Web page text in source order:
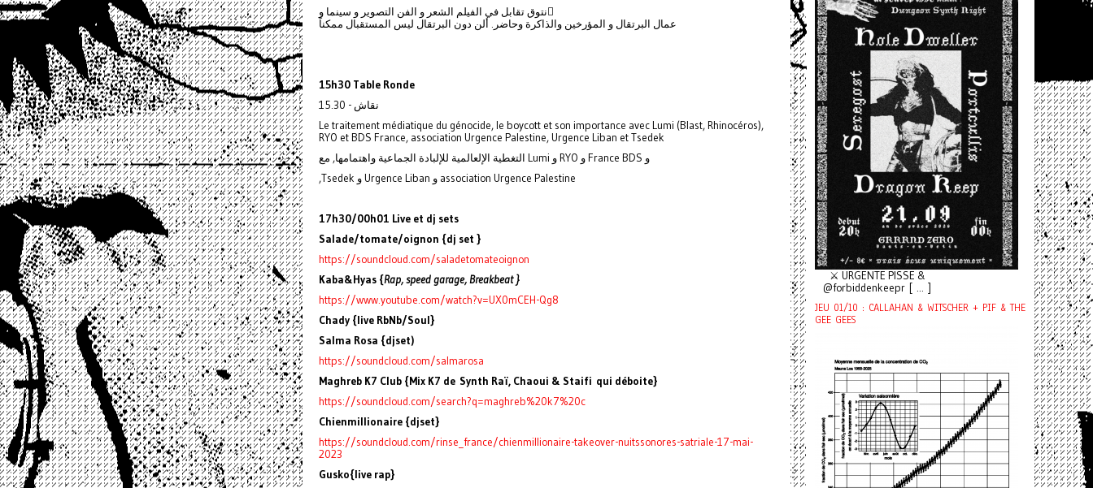
نتوق تقابل في الفيلم الشعر و الفن التصوير و سينما و ّ
عمال البرتقال و المؤرخين والذاكرة وحاضر. ألن دون البرتقال ليس المستقبال ممكناً
15h30 Table Ronde
15.30 - نقاش
Le traitement médiatique du génocide, le boycott et son importance avec Lumi (Blast, Rhinocéros),
RYO et BDS France, association Urgence Palestine, Urgence Liban et Tsedek
التغطية الإلعالمية للإلبادة الجماعية واهتمامها, مع Lumi و RYO و France BDS و
,Tsedek و Urgence Liban و association Urgence Palestine
17h30/00h01 Live et dj sets
Salade/tomate/oignon {dj set }
https://soundcloud.com/saladetomateoignon
Kaba&Hyas {Rap, speed garage, Breakbeat }
https://www.youtube.com/watch?v=UX0mCEH-Qg8
Chady {live RbNb/Soul}
Salma Rosa {djset)
https://soundcloud.com/salmarosa
Maghreb K7 Club {Mix K7 de Synth Raï, Chaoui & Staifi qui déboite}
https://soundcloud.com/search?q=maghreb%20k7%20c
Chienmillionaire {djset}
https://soundcloud.com/rinse_france/chienmillionaire-takeover-nuitssonores-satriale-17-mai-
2023
Gusko{live rap}
⚔️ URGENTE PISSE &
@forbiddenkeepr [ ... ]
JEU 01/10 : CALLAHAN & WITSCHER + PIF & THE
GEE GEES